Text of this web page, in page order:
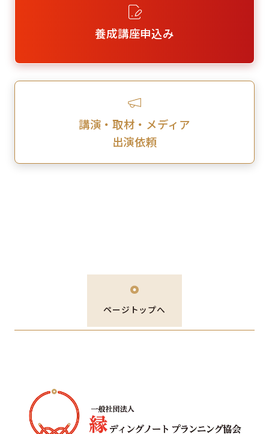
養成講座申込み
講演・取材・メディア
出演依頼
ページトップへ